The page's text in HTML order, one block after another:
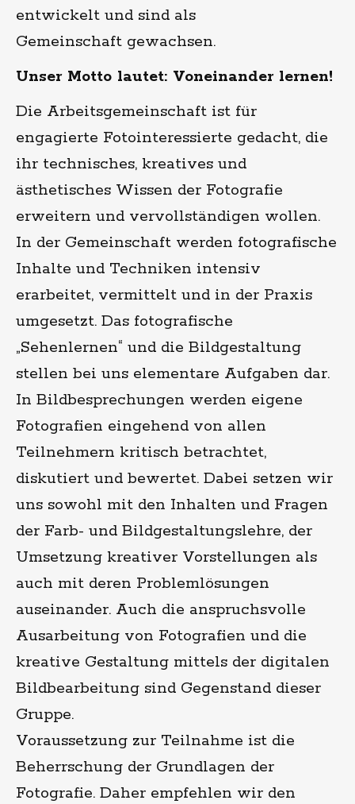
entwickelt und sind als
Gemeinschaft gewachsen.
Unser Motto lautet: Voneinander lernen!
Die Arbeitsgemeinschaft ist für
engagierte Fotointeressierte gedacht, die
ihr technisches, kreatives und
ästhetisches Wissen der Fotografie
erweitern und vervollständigen wollen.
In der Gemeinschaft werden fotografische
Inhalte und Techniken intensiv
erarbeitet, vermittelt und in der Praxis
umgesetzt. Das fotografische
„Sehenlernen“ und die Bildgestaltung
stellen bei uns elementare Aufgaben dar.
In Bildbesprechungen werden eigene
Fotografien eingehend von allen
Teilnehmern kritisch betrachtet,
diskutiert und bewertet. Dabei setzen wir
uns sowohl mit den Inhalten und Fragen
der Farb- und Bildgestaltungslehre, der
Umsetzung kreativer Vorstellungen als
auch mit deren Problemlösungen
auseinander. Auch die anspruchsvolle
Ausarbeitung von Fotografien und die
kreative Gestaltung mittels der digitalen
Bildbearbeitung sind Gegenstand dieser
Gruppe.
Voraussetzung zur Teilnahme ist die
Beherrschung der Grundlagen der
Fotografie. Daher empfehlen wir den